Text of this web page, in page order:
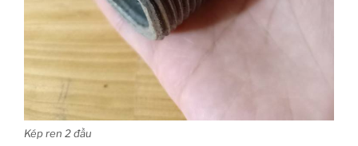
Kép ren 2 đầu